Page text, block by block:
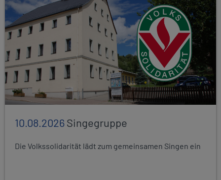
10.08.2026Singegruppe
Die Volkssolidarität lädt zum gemeinsamen Singen ein